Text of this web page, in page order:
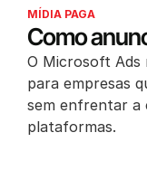
MÍDIA PAGA
Como
O Microsoft Ads
para empresas
sem enfrentar a
plataformas.